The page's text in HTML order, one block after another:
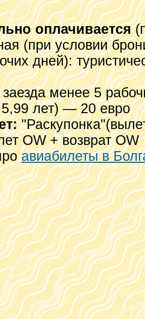
оплачивается
(при условии
дней):
менее 5
5,99 лет) — 20 евро
OW + возврат OW
авиабилеты в